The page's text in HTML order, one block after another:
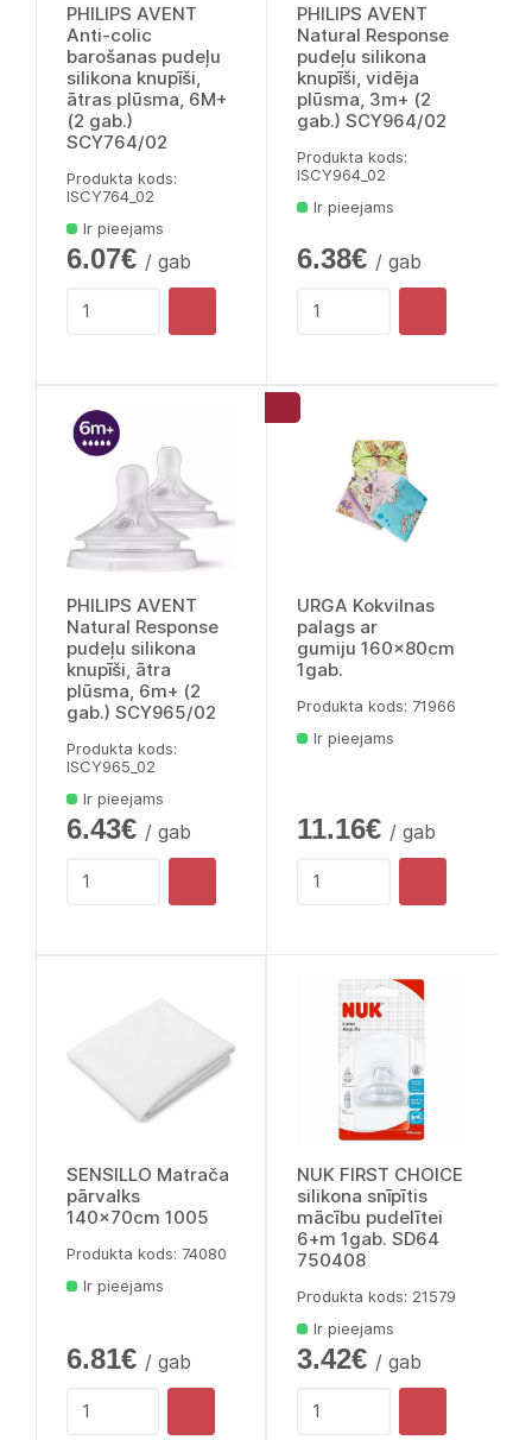
PHILIPS AVENT
Anti-colic
barošanas pudeļu
silikona knupīši,
ātras plūsma, 6M+
(2 gab.)
SCY764/02
Produkta kods:
lSCY764_02
Ir pieejams
6.07€ / gab
PHILIPS AVENT
Natural Response
pudeļu silikona
knupīši, vidēja
plūsma, 3m+ (2
gab.) SCY964/02
Produkta kods:
lSCY964_02
Ir pieejams
6.38€ / gab
PHILIPS AVENT
Natural Response
pudeļu silikona
knupīši, ātra
plūsma, 6m+ (2
gab.) SCY965/02
Produkta kods:
lSCY965_02
Ir pieejams
6.43€ / gab
URGA Kokvilnas
palags ar
gumiju 160x80cm
1gab.
Produkta kods: 71966
Ir pieejams
11.16€ / gab
SENSILLO Matrača
pārvalks
140x70cm 1005
Produkta kods: 74080
Ir pieejams
6.81€ / gab
NUK FIRST CHOICE
silikona snīpītis
mācību pudelītei
6+m 1gab. SD64
750408
Produkta kods: 21579
Ir pieejams
3.42€ / gab